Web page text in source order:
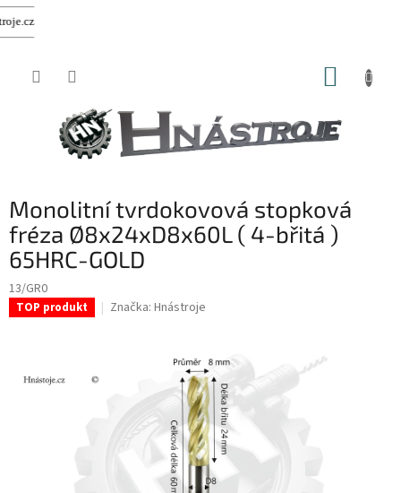
Monolitní tvrdokovová stopková
fréza Ø8x24xD8x60L ( 4-břitá )
65HRC-GOLD
13/GR0
TOP produkt Značka: Hnástroje